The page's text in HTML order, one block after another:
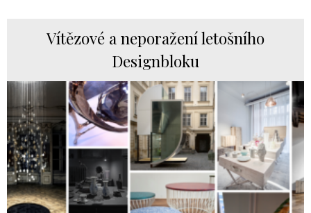
Vítězové a neporažení letošního
Designbloku